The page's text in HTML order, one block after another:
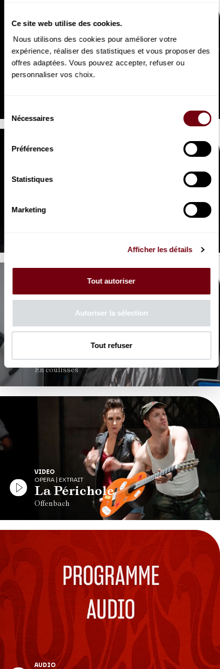
Ce site web utilise des cookies.
Nous utilisons des cookies pour améliorer votre
expérience, réaliser des statistiques et vous proposer des
offres adaptées. Vous pouvez accepter, refuser ou
personnaliser vos choix.
du Nécessaires
Préférences
Statistiques
Marketing
Afficher les détails
Tout autoriser
Autoriser la sélection
Tout refuser
VIDEO
OPERA | EXTRAIT
OPERA | EXTRAIT
La Périchole
En coulisses
VIDEO
OPERA | EXTRAIT
La Périchole
Offenbach
AUDIO